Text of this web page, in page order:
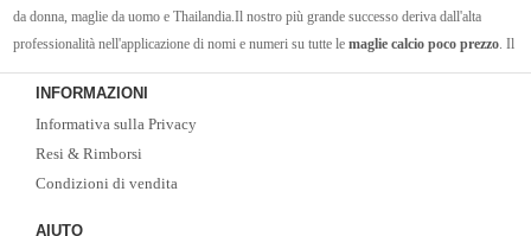
da donna, maglie da uomo e Thailandia.Il nostro più grande successo deriva dall'alta
professionalità nell'applicazione di nomi e numeri su tutte le maglie calcio poco prezzo. Il
nostro pluriennale team tecnico è universalmente riconosciuto per la precisione e cura nel
personalizzare e nell'applicare i nomi e numeri ufficiali sulle maglie della Seria A, Premier
League, Liga Spagnola, Bundesliga, la nostra Nazionale e le varie nazionali.
INFORMAZIONI
Informativa sulla Privacy
Resi & Rimborsi
Condizioni di vendita
AIUTO